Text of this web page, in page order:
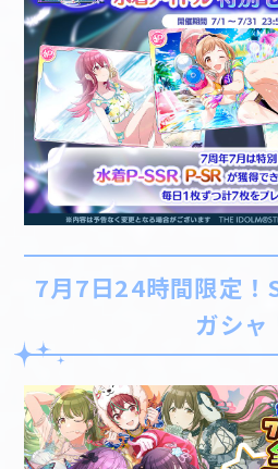
7月7日24時間限定！
ガシャ